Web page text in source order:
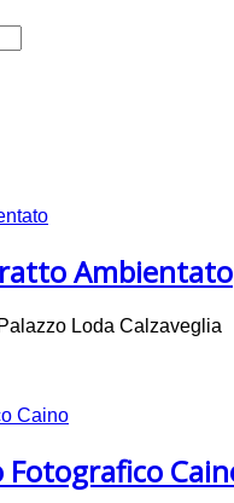
Ambientato
Palazzo Loda